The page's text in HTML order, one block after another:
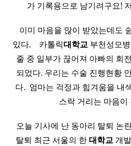
가 기록용으로 남기려구요!
이미 마음을 많이 받았는데도
있다. ​ ​ ​ 카톨릭대학교부천성모
줄 중 일부가 끊어져 아빠의 회
되었다. 우리는 수술 진행현황
다. ​ 엄마는 걱정과 힘겨움을 내
스락 거리는 마음
오늘 기사에 난 동아리 탈퇴 논
탈퇴 최근 서울의 한대학교개